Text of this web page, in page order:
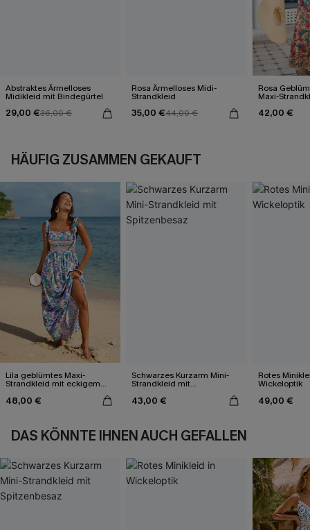
Abstraktes Ärmelloses
Midikleid mit Bindegürtel
29,00 €36,00 €
Rosa Ärmelloses Midi-
Strandkleid
35,00 €44,00 €
Rosa
Maxi-
42,00 €
HÄUFIG ZUSAMMEN GEKAUFT
Lila geblümtes Maxi-
Strandkleid mit eckigem
48,00 €
Schwarzes Kurzarm Mini-
Strandkleid mit
43,00 €
Rotes
Wickeloptik
49,00 €
DAS KÖNNTE IHNEN AUCH GEFALLEN